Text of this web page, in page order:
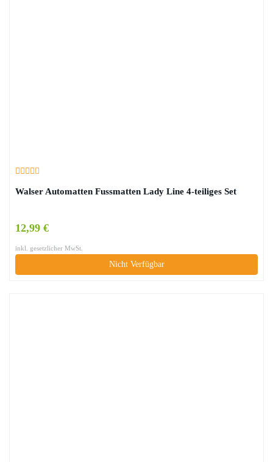
Walser Automatten Fussmatten Lady Line 4-teiliges Set
12,99 €
inkl. gesetzlicher MwSt.
Nicht Verfügbar